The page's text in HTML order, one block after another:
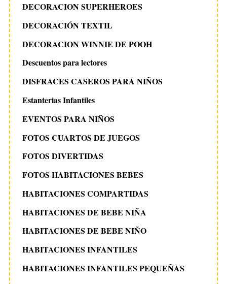
DECORACION SUPERHEROES
DECORACIÓN TEXTIL
DECORACION WINNIE DE POOH
Descuentos para lectores
DISFRACES CASEROS PARA NIÑOS
Estanterias Infantiles
EVENTOS PARA NIÑOS
FOTOS CUARTOS DE JUEGOS
FOTOS DIVERTIDAS
FOTOS HABITACIONES BEBES
HABITACIONES COMPARTIDAS
HABITACIONES DE BEBE NIÑA
HABITACIONES DE BEBE NIÑO
HABITACIONES INFANTILES
HABITACIONES INFANTILES PEQUEÑAS